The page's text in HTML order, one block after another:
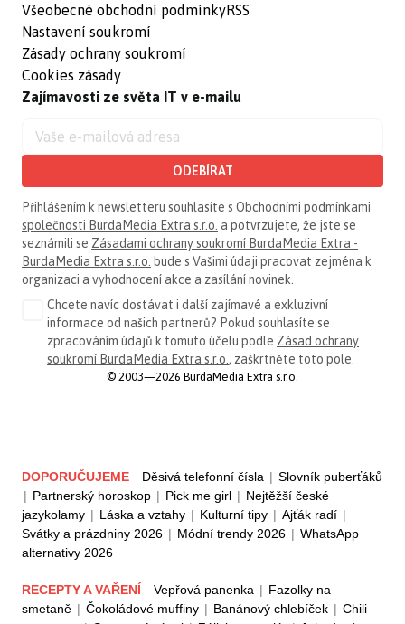
Všeobecné obchodní podmínky
Nastavení soukromí
Zásady ochrany soukromí
Cookies zásady
RSS
Zajímavosti ze světa IT v e-mailu
ODEBÍRAT
Přihlášením k newsletteru souhlasíte s Obchodními podmínkami
společnosti BurdaMedia Extra s.r.o. a potvrzujete, že jste se
seznámili se Zásadami ochrany soukromí BurdaMedia Extra -
BurdaMedia Extra s.r.o. bude s Vašimi údaji pracovat zejména k
organizaci a vyhodnocení akce a zasílání novinek.
Chcete navíc dostávat i další zajímavé a exkluzivní
informace od našich partnerů? Pokud souhlasíte se
zpracováním údajů k tomuto účelu podle Zásad ochrany
soukromí BurdaMedia Extra s.r.o. , zaškrtněte toto pole.
© 2003—2026 BurdaMedia Extra s.r.o.
DOPORUČUJEME Děsivá telefonní čísla | Slovník puberťáků
| Partnerský horoskop | Pick me girl | Nejtěžší české
jazykolamy | Láska a vztahy | Kulturní tipy | Ajťák radí |
Svátky a prázdniny 2026 | Módní trendy 2026 | WhatsApp
alternativy 2026
RECEPTY A VAŘENÍ Vepřová panenka | Fazolky na
smetaně | Čokoládové muffiny | Banánový chlebíček | Chili